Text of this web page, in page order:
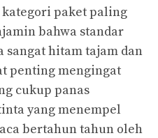
paket paling
bahwa standar
sangat hitam tajam dan
penting mengingat
cukup panas
yang menempel
bertahun tahun oleh